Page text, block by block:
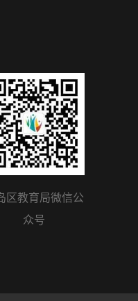
区教育局微信公
众号